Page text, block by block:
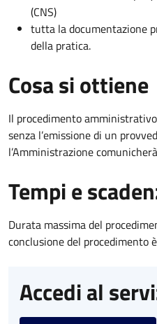
(CNS)
tutta la documentazione
della pratica.
Cosa si ottiene
Il procedimento
senza l’emissione di un
l’Amministrazione
Tempi e
Durata massima del
conclusione del procedimento
Accedi al